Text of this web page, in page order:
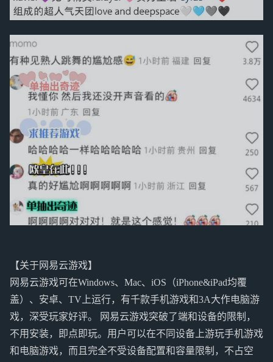
【关于网易云游戏】
网易云游戏可在Windows、Mac、iOS（iPhone&iPad均覆
盖）、安卓、TV上运行，有千款手机游戏和3A大作电脑游
戏，深受玩家好评。 网易云游戏突破了端和设备的限制，
不用安装，即点即玩。用户可以在不同设备上游玩手机游戏
和电脑游戏，而且完全不受设备配置和容量限制，不占空